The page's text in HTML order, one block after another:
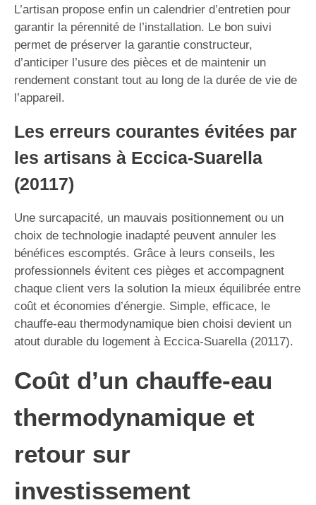
L’artisan propose enfin un calendrier d’entretien pour
garantir la pérennité de l’installation. Le bon suivi
permet de préserver la garantie constructeur,
d’anticiper l’usure des pièces et de maintenir un
rendement constant tout au long de la durée de vie de
l’appareil.
Les erreurs courantes évitées par
les artisans à Eccica-Suarella
(20117)
Une surcapacité, un mauvais positionnement ou un
choix de technologie inadapté peuvent annuler les
bénéfices escomptés. Grâce à leurs conseils, les
professionnels évitent ces pièges et accompagnent
chaque client vers la solution la mieux équilibrée entre
coût et économies d’énergie. Simple, efficace, le
chauffe-eau thermodynamique bien choisi devient un
atout durable du logement à Eccica-Suarella (20117).
Coût d’un chauffe-eau
thermodynamique et
retour sur
investissement